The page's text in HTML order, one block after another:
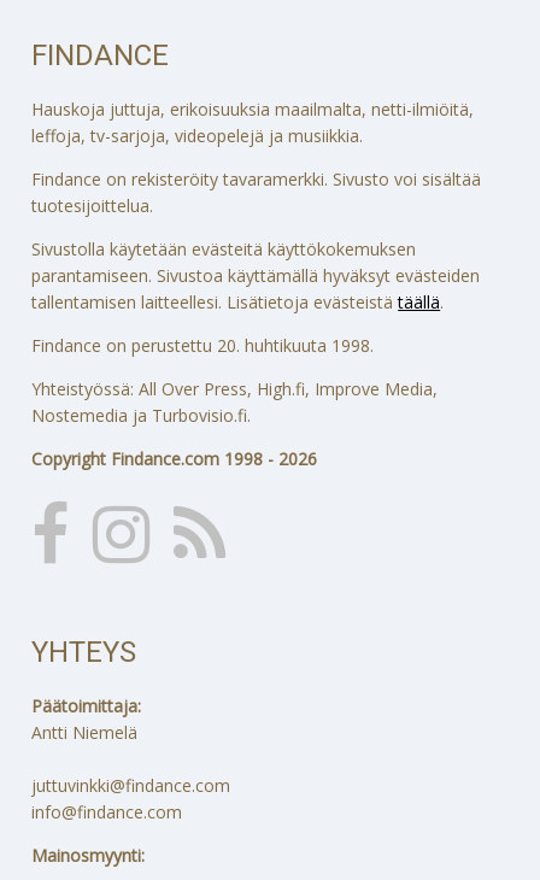
FINDANCE
Hauskoja juttuja, erikoisuuksia maailmalta, netti-ilmiöitä,
leffoja, tv-sarjoja, videopelejä ja musiikkia.
Findance on rekisteröity tavaramerkki. Sivusto voi sisältää
tuotesijoittelua.
Sivustolla käytetään evästeitä käyttökokemuksen
parantamiseen. Sivustoa käyttämällä hyväksyt evästeiden
tallentamisen laitteellesi. Lisätietoja evästeistätäällä.
Findance on perustettu 20. huhtikuuta 1998.
Yhteistyössä: All Over Press, High.fi, Improve Media,
Nostemedia ja Turbovisio.fi.
Copyright Findance.com 1998 - 2026
YHTEYS
Päätoimittaja:
Antti Niemelä
juttuvinkki@findance.com
info@findance.com
Mainosmyynti: